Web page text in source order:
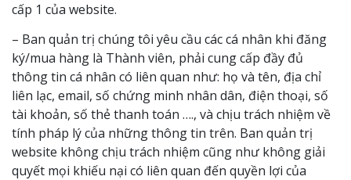
cấp 1 của website.
– Ban quản trị chúng tôi yêu cầu các cá nhân khi đăng
ký/mua hàng là Thành viên, phải cung cấp đầy đủ
thông tin cá nhân có liên quan như: họ và tên, địa chỉ
liên lạc, email, số chứng minh nhân dân, điện thoại, số
tài khoản, số thẻ thanh toán …., và chịu trách nhiệm về
tính pháp lý của những thông tin trên. Ban quản trị
website không chịu trách nhiệm cũng như không giải
quyết mọi khiếu nại có liên quan đến quyền lợi của